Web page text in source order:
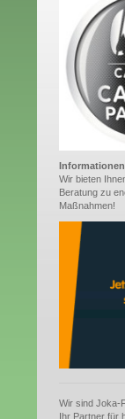
Wir bieten
Beratung zu
Maßnahmen!
Wir sind Joka-
Ihr Partner für